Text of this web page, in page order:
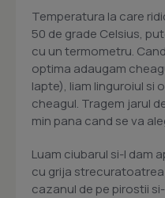
Temperatura la care
50 de grade Celsius,
cu un termometru.
optima adaugam
lapte), liam linguroiul si
cheagul. Tragem jarul
min pana cand se va
Luam ciubarul si-l dam
cu grija
cazanul de pe pirostii